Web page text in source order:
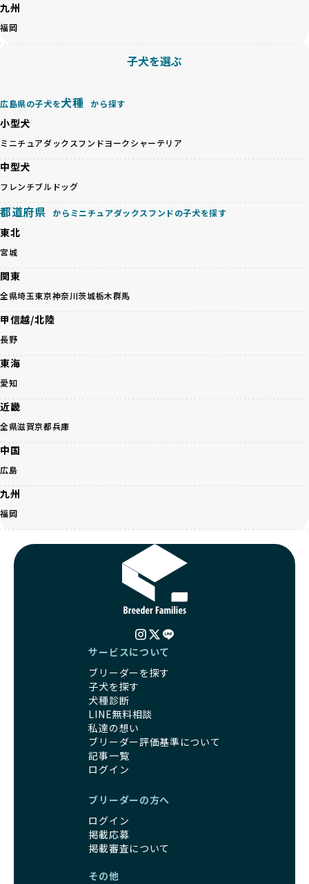
題に真摯に向き合っています。優良ブリーダーとの直接取引
を促進することで、無駄な命の消費を減らし、命を大切にす
さらに、売上の一部を保護団体や保護団体を支援する公益法
人へ寄付しています。多くのペット販売業者が、動物福祉へ
BreederFamiliesはその姿勢が評価され、寄付が実現してい
ます。この活動により、保護が必要なワンちゃんの救済や保
護活動の支援にも貢献しています。
BreederFamiliesのこうした取り組みは、目の前の子犬だけ
な一歩です。ユーザーの皆さんがBreederFamiliesを通じて
子犬をお迎えすることで、こうした社会貢献活動を間接的に
BreederFamiliesに登録されているブリーダーは、子犬が心
身ともに健康に育つための環境づくりに全力を注いでいま
す。
遺伝的なリスクを最小限に抑えた繁殖計画、栄養バランスが
考えられた食事、子犬がのびのびと動ける適度な運動環境、
さらに獣医師と連携した健康管理まで徹底しています。
その結果、BreederFamiliesを通じてお迎えする子犬は、元
気で健康なスタートを切れることが大きな魅力です。
子犬の社会性は、家庭でのしつけをスムーズにする重要なポ
イントです。BreederFamiliesのブリーダーは、母犬や兄弟
犬、人との触れ合いの時間をしっかり確保し、子犬が自然に
コミュニケーション能力を身につけられるよう育てていま
す。
家庭に迎えたその日から、すでに社会性の基盤ができている
ため、新しい環境にもスムーズに適応できます。
これにより、飼い主さんにとっても安心してスタートできる
でしょう。
BreederFamiliesのブリーダーは、犬種に関する豊富な知識
と経験を持っています。そのため、子犬を迎えた後の健康管
理やしつけ、生活スタイルに合わせた育て方について、丁寧
なアドバイスを受けられます。「この犬種ならではの特徴
は？」「食事はどうしたらいい？」など、疑問や悩みがあれ
ば、専門的な視点から解決のヒントをもらえるのも安心でき
るポイントです。
BreederFamiliesでは、すべてのブリーダーが厳しい基準を
クリアした方々だけです。運営チームがブリーダーに直接ヒ
アリングを行い、現地確認を経て透明性の高い情報を公開し
これにより、ユーザーは見た目だけでなく、育成環境や健康
管理体制、社会性の取り組みといった客観的なデータを基に
子犬のお迎えまでのやりとりに不安を感じる方も多いかもし
れませんが、BreederFamiliesならその心配は無用です。
運営チームがブリーダーとのやりとりを全面的にサポートし
ます。不明点やトラブルが発生した場合も迅速に対応するた
め、安心してお迎え準備を進められます。
さらに、LINEでの無料相談も提供しており、気軽に質問でき
るのもBreederFamiliesならではの魅力です。
BreederFamiliesは、厳しい基準と徹底した審査プロセスを
通じて「ワンちゃんに優しい世界を創る」ことを目指してい
ます。単なる仲介サービスを超え、ワンちゃんの健康と幸
福、飼い主様の安心を第一に考えるプラットフォームとし
て、ワンちゃんを家族のように愛する優良ブリーダーのみを
この取り組みにより、BreederFamiliesでは、飼い主様がワ
徴が人気を集め、高値で取引されることが多くなっていま
くありません。極小サイズは骨や心臓に負担がかかりやす
営利優先ブリーダーは、このような流行や需要に応じて無理
な繁殖を行いがちです。小柄な母犬を繁殖に多用して体に負
担をかけたり、子犬を小さく見せるために食事を減らすな
ど、健康を犠牲にした管理がされることもあります。このよ
うな方法では、ワンちゃんの免疫力や体力が低下し、飼い主
にとっても将来的な医療費やケアの負担が増える恐れがあり
ます。
優良ブリーダーは、こうした流行に流されず、ワンちゃんの
カラーの子犬を販売する場合は、健康リスクを十分に理解
し、飼い主にそのリスクについて丁寧に説明しています。食
ワンちゃんの健康を第一にした繁殖を心がけています。
「見た目以上に健康重視」の詳細はこちら
引退犬とは、繁殖期を終えたワンちゃんたちのことを指しま
す。
を願っています。よって、引退後も自宅で飼育を続けるか、
信頼できる相手に譲渡するなど、ワンちゃんが幸せに暮らせ
一方、営利優先ブリーダーは引退犬を「コスト」として考
え、早く手放すことを考えます。場合によっては、悪徳保護
になる可能性が高まります。
引退犬に対する扱いがどうなっているかも、優良ブリーダー
「引退犬も大切に」の詳細はこちら
社会化とは、ワンちゃんが人間や他の犬、日常の環境にスム
ーズに適応できるようにするプロセスです。ワンちゃんの社
会化は、生後3週間から12週間頃の「社会化期」と呼ばれる
時期が特に重要です。この期間は、ブリーダーが飼育してい
る時期と重なるため、ワンちゃんが人や他の犬、家庭環境に
対して適応力を高めるための基礎を築く貴重な機会となりま
優良ブリーダーは、母犬との愛情ある触れ合いや、兄弟犬や
他の犬との遊び、人や日常的な家庭環境への慣れを促すこと
で社会化を進めています。これにより、新しい家族に迎えら
れた後もストレスなく過ごせるようサポートします。
営利優先ブリーダーは、母犬から早期に分離し、ケージ内で
の生活が中心となるため、ワンちゃんが他の犬や人と触れ合
う機会が少なく、社会性が十分に育たないことがあります。
こうしたワンちゃんは、家庭環境に適応しづらくなるリスク
「社会化にこだわる」の詳細はこちら
り、その健康状態が子犬にも影響を与えます。出産時に母犬
が健康であることは、母犬自身の負担を軽減するだけでな
く、生まれてくる子犬の健康や成長にも大きく影響します。
よって、母犬の健康を配慮した出産管理が非常に重要です。
医師と相談しながら出産のタイミングや間隔を適切に決定し
九州
福岡
子犬を選ぶ
広島県の子犬を犬種 から探す
小型犬
ミニチュアダックスフンドヨークシャーテリア
中型犬
フレンチブルドッグ
都道府県 からミニチュアダックスフンドの子犬を探す
東北
宮城
関東
全県埼玉東京神奈川茨城栃木群馬
甲信越/北陸
長野
東海
愛知
近畿
全県滋賀京都兵庫
中国
広島
九州
福岡
サービスについて
ブリーダーを探す
子犬を探す
犬種診断
LINE無料相談
私達の想い
ブリーダー評価基準について
記事一覧
ログイン
ブリーダーの方へ
ログイン
掲載応募
掲載審査について
その他